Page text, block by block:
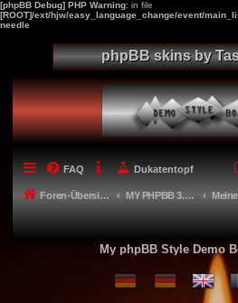
[phpBB Debug] PHP Warning: in file
[ROOT]/ext/hjw/easy_language_change/event/
needle
phpBB skins by
FAQ Dukatentopf
Foren-Übersicht MY PHPBB 3.2.X STYLES
My phpBB Style Demo